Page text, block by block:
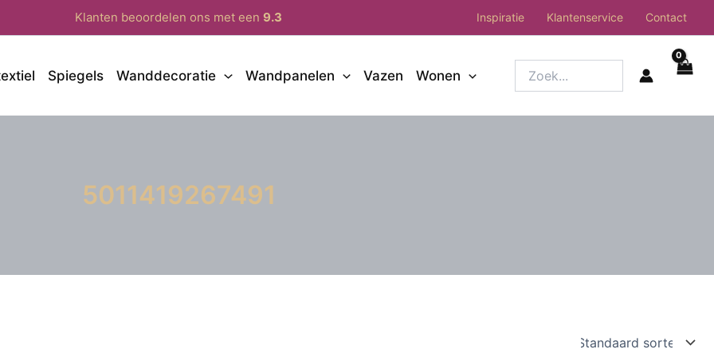
Klanten beoordelen ons met een 9.3 Inspiratie Klantenservice Contact
Spiegels Wanddecoratie Wandpanelen Vazen Wonen
5011419267491